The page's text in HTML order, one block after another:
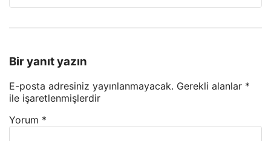
Bir yanıt yazın
E-posta adresiniz yayınlanmayacak. Gerekli alanlar *
ile işaretlenmişlerdir
Yorum *